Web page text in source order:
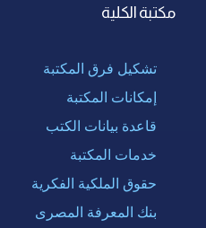
مكتبة الكلية
تشكيل فرق المكتبة
إمكانات المكتبة
قاعدة بيانات الكتب
خدمات المكتبة
حقوق الملكية الفكرية
بنك المعرفة المصرى